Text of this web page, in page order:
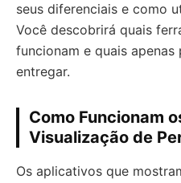
seus diferenciais e como
Você descobrirá quais
funcionam e quais
entregar.
Como Funcionam
Visualização de
Os aplicativos que